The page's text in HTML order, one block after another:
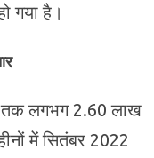
गया है।
तक लगभग 2.60 लाख
में सितंबर 2022